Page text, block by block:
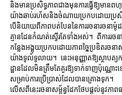
និងមានប្រសិទ្ធភាពជាងមុនការធ្វើឱ្យមាន
យ៉ាងឆាប់រហ័សនិងចំណាយប្រកបដោយប្រសិ
បើនិយាយពីភាពបត់បែននៃការរចនារចនាម៉ូ
គ្មានដែនកំណត់ស្ទើរតែទាំងអស់។ ពីការរ
កន្លែងអង្គុយប្រកបដោយភាពច្នៃប្រឌិតរចនា
យ៉ាងទូលំទូលាយ។ នេះអនុញ្ញាតឱ្យស្ថាបត្យក
ដ្ឋានដែលមិនត្រឹមតែគួរឱ្យទាក់ទាញប៉ុណ្ណោះ
សម្រាប់ការប្រើប្រាស់ដែលបានគ្រោងទុក។
លើសពីនេះរចនាសម្ព័ន្ធដែកថែបផ្តល់នូវភ